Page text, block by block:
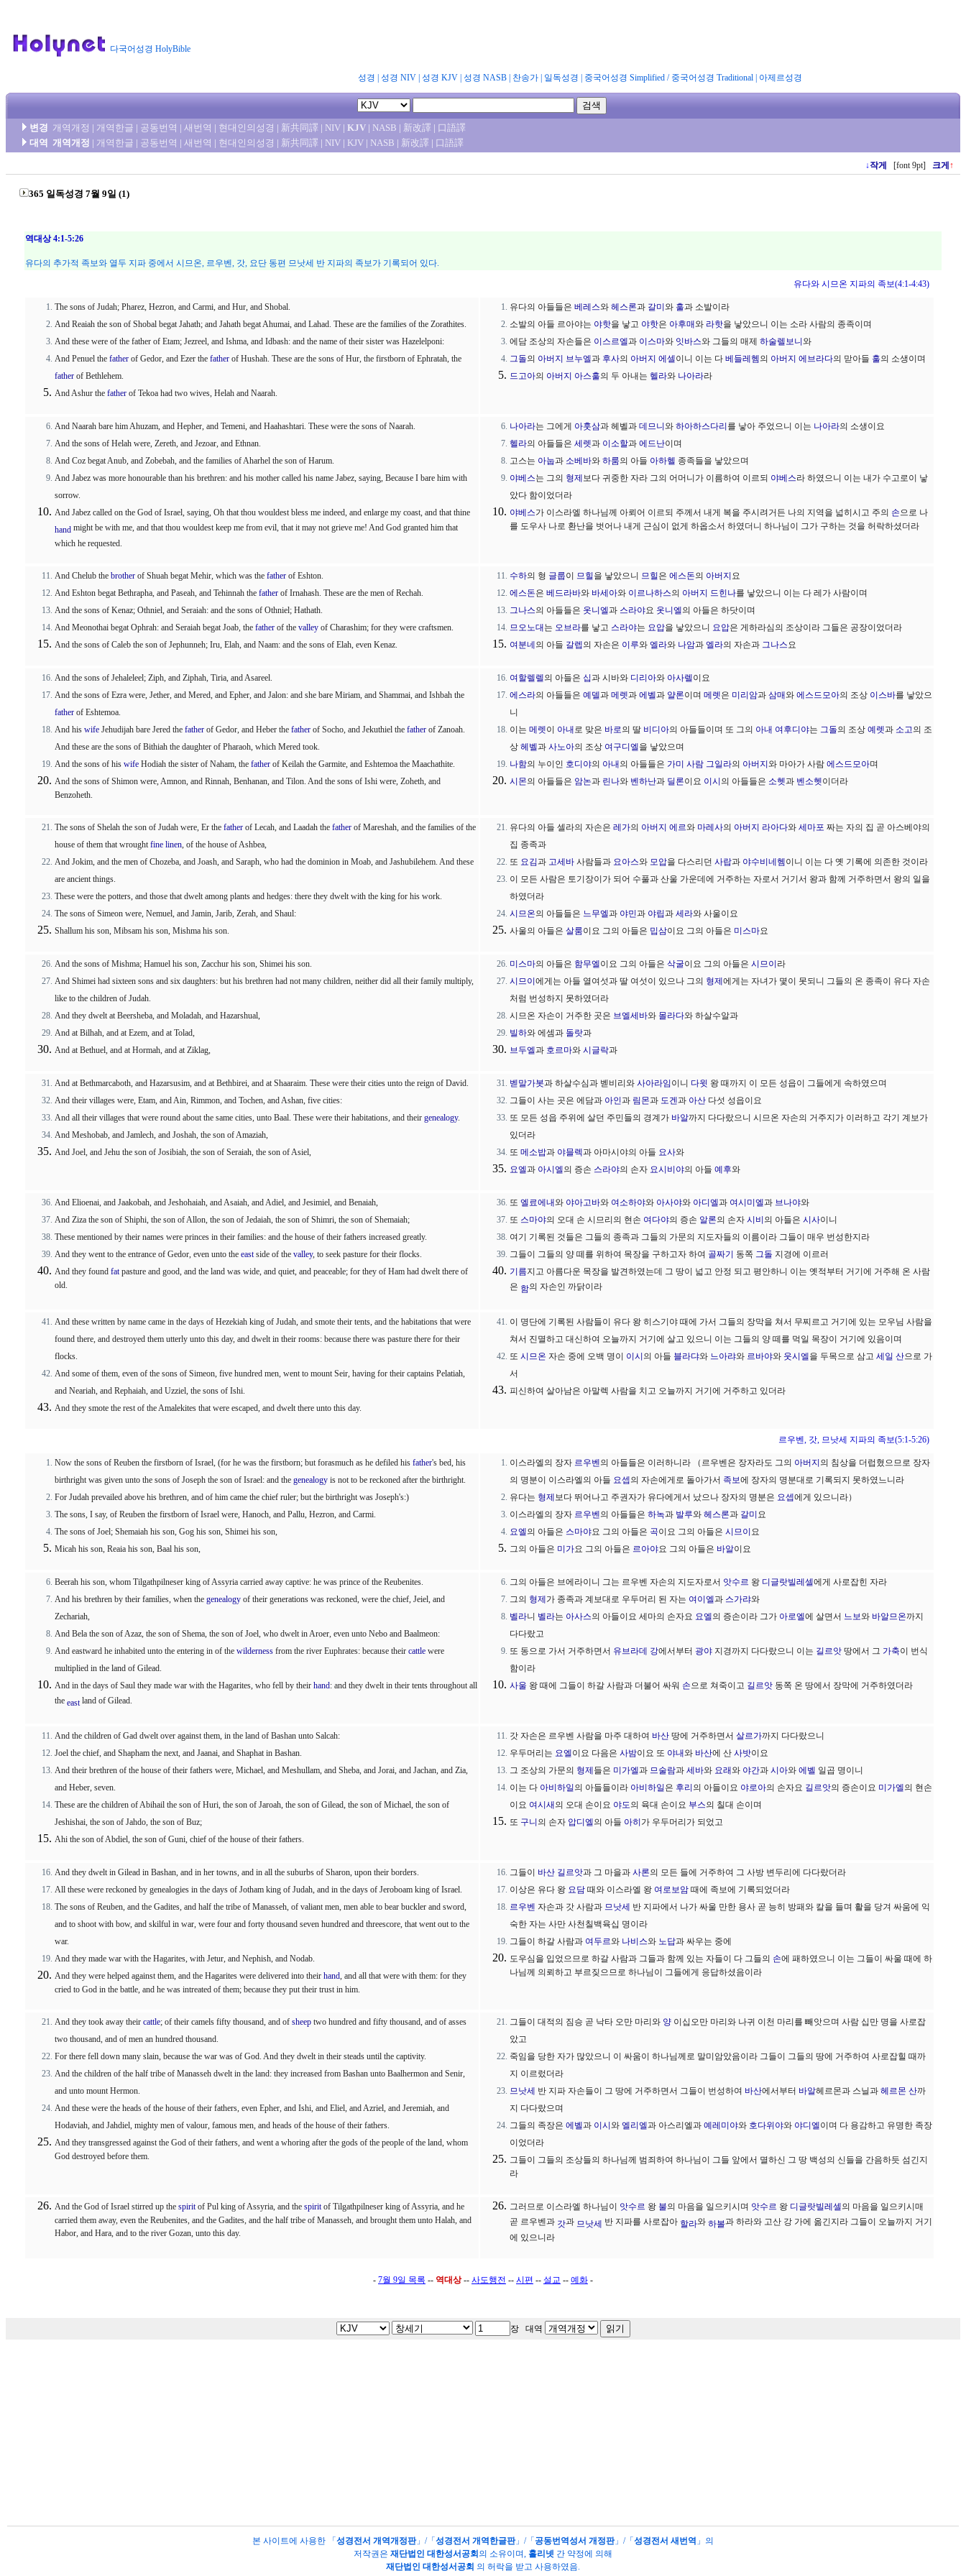
다국어성경 HolyBible
성경 성경 NIV| 성경 KJV| 성경 NASB| 찬송가| 일독성경 중국어성경 Simplified/ 중국어성경 Traditional| 아제르성경
변경 개역개정 | 개역한글 | 공동번역 | 새번역 | 현대인의성경 | 新共同譯 | NIV | KJV | NASB | 新改譯 | 口語譯
대역 개역개정 | 개역한글 | 공동번역 | 새번역 | 현대인의성경 | 新共同譯 | NIV | KJV | NASB | 新改譯 | 口語譯
↓작게 [font 9pt] 크게 ↑
365 일독성경 7월 9일 (1)
역대상 4:1-5:26
유다의 추가적 족보와 열두 지파 중에서 시므온, 르우벤, 갓, 요단 동편 므낫세 반 지파의 족보가 기록되어 있다.
유다와 시므온 지파의 족보(4:1-4:43)
The sons of Judah; Pharez, Hezron, and Carmi, and Hur, and Shobal.
And Reaiah the son of Shobal begat Jahath; and Jahath begat Ahumai, and Lahad. These are the families of the Zorathites.
And these were of the father of Etam; Jezreel, and Ishma, and Idbash: and the name of their sister was Hazelelponi:
And Penuel the father of Gedor, and Ezer the father of Hushah. These are the sons of Hur, the firstborn of Ephratah, the
father of Bethlehem.
And Ashur the father of Tekoa had two wives, Helah and Naarah.
유다의 아들들은 베레스와 헤스론과 갈미 와 훌과 소발이라
소발의 아들 르아야는 야핫을 낳고 야핫은 아후매와 라핫을 낳았으니 이는 소라 사람의 종족이며
에담 조상의 자손들은 이스르엘과 이스마와 잇바스와 그들의 매제 하술렐보니 와
그돌의 아버지 브누엘과 후사의 아버지 에셀이니 이는 다 베들레헴 의 아버지 에브라다의 맏아들 훌의 소생이며
드고아의 아버지 아스훌의 두 아내는 헬라와 나아라라
And Naarah bare him Ahuzam, and Hepher, and Temeni, and Haahashtari. These were the sons of Naarah.
And the sons of Helah were, Zereth, and Jezoar, and Ethnan.
And Coz begat Anub, and Zobebah, and the families of Aharhel the son of Harum.
And Jabez was more honourable than his brethren: and his mother called his name Jabez, saying, Because I bare him with
sorrow.
And Jabez called on the God of Israel, saying, Oh that thou wouldest bless me indeed, and enlarge my coast, and that thine
hand might be with me, and that thou wouldest keep me from evil, that it may not grieve me! And God granted him that
which he requested.
나아라는 그에게 아훗삼과 헤벨과 데므니 와 하아하스다리 를 낳아 주었으니 이는 나아라의 소생이요
헬라의 아들들은 세렛과 이소할과 에드난이며
고스는 아눕과 소베바와 하룸의 아들 아하헬 종족들을 낳았으며
야베스는 그의 형제 보다 귀중한 자라 그의 어머니가 이름하여 이르되 야베스라 하였으니 이는 내가 수고로이 낳
았다 함이었더라
야베스가 이스라엘 하나님께 아뢰어 이르되 주께서 내게 복을 주시려거든 나의 지역을 넓히시고 주의 손으로 나
를 도우사 나로 환난을 벗어나 내게 근심이 없게 하옵소서 하였더니 하나님이 그가 구하는 것을 허락하셨더라
And Chelub the brother of Shuah begat Mehir, which was the father of Eshton.
And Eshton begat Bethrapha, and Paseah, and Tehinnah the father of Irnahash. These are the men of Rechah.
And the sons of Kenaz; Othniel, and Seraiah: and the sons of Othniel; Hathath.
And Meonothai begat Ophrah: and Seraiah begat Joab, the father of the valley of Charashim; for they were craftsmen.
And the sons of Caleb the son of Jephunneh; Iru, Elah, and Naam: and the sons of Elah, even Kenaz.
수하의 형 글룹이 므힐 을 낳았으니 므힐 은 에스돈의 아버지 요
에스돈은 베드라바와 바세아와 이르나하스의 아버지 드힌나를 낳았으니 이는 다 레가 사람이며
그나스의 아들들은 옷니엘과 스라야요 옷니엘의 아들은 하닷이며
므오노대 는 오브라를 낳고 스라야는 요압을 낳았으니 요압은 게하라심의 조상이라 그들은 공장이었더라
여분네 의 아들 갈렙의 자손은 이루와 엘라와 나암과 엘라의 자손과 그나스요
And the sons of Jehaleleel; Ziph, and Ziphah, Tiria, and Asareel.
And the sons of Ezra were, Jether, and Mered, and Epher, and Jalon: and she bare Miriam, and Shammai, and Ishbah the
father of Eshtemoa.
And his wife Jehudijah bare Jered the father of Gedor, and Heber the father of Socho, and Jekuthiel the father of Zanoah.
And these are the sons of Bithiah the daughter of Pharaoh, which Mered took.
And the sons of his wife Hodiah the sister of Naham, the father of Keilah the Garmite, and Eshtemoa the Maachathite.
And the sons of Shimon were, Amnon, and Rinnah, Benhanan, and Tilon. And the sons of Ishi were, Zoheth, and
Benzoheth.
여할렐렐의 아들은 십과 시바와 디리아와 아사렐이요
에스라의 아들들은 예델과 메렛과 에벨과 얄론이며 메렛은 미리암과 삼매와 에스드모아의 조상 이스바를 낳았으
니
이는 메렛이 아내 로 맞은 바로의 딸 비디아의 아들들이며 또 그의 아내 여후디야는 그돌의 조상 예렛과 소고의 조
상 헤벨과 사노아의 조상 여구디엘을 낳았으며
나함의 누이인 호디야의 아내 의 아들들은 가미 사람 그일라의 아버지 와 마아가 사람 에스드모아며
시몬의 아들들은 암논과 린나와 벤하난과 딜론이요 이시 의 아들들은 소헷과 벤소헷이더라
The sons of Shelah the son of Judah were, Er the father of Lecah, and Laadah the father of Mareshah, and the families of the
house of them that wroughtfine linen, of the house of Ashbea,
And Jokim, and the men of Chozeba, and Joash, and Saraph, who had the dominion in Moab, and Jashubilehem. And these
are ancient things.
These were the potters, and those that dwelt among plants and hedges: there they dwelt with the king for his work.
The sons of Simeon were, Nemuel, and Jamin, Jarib, Zerah, and Shaul:
Shallum his son, Mibsam his son, Mishma his son.
유다의 아들 셀라의 자손은 레가의 아버지 에르와 마레사의 아버지 라아다와 세마포 짜는 자의 집 곧 아스베야의
집 종족과
또 요김과 고세바 사람들과 요아스와 모압을 다스리던 사랍과 야수비네헴 이니 이는 다 옛 기록에 의존한 것이라
이 모든 사람은 토기장이가 되어 수풀과 산울 가운데에 거주하는 자로서 거기서 왕과 함께 거주하면서 왕의 일을
하였더라
시므온의 아들들은 느무엘과 야민과 야립과 세라와 사울이요
사울의 아들은 살룸이요 그의 아들은 밉삼이요 그의 아들은 미스마요
And the sons of Mishma; Hamuel his son, Zacchur his son, Shimei his son.
And Shimei had sixteen sons and six daughters: but his brethren had not many children, neither did all their family multiply,
like to the children of Judah.
And they dwelt at Beersheba, and Moladah, and Hazarshual,
And at Bilhah, and at Ezem, and at Tolad,
And at Bethuel, and at Hormah, and at Ziklag,
미스마의 아들은 함무엘이요 그의 아들은 삭굴이요 그의 아들은 시므이 라
시므이 에게는 아들 열여섯과 딸 여섯이 있으나 그의 형제 에게는 자녀가 몇이 못되니 그들의 온 종족이 유다 자손
처럼 번성하지 못하였더라
시므온 자손이 거주한 곳은 브엘세바와 몰라다와 하살수알과
빌하와 에셈과 돌랏과
브두엘과 호르마와 시글락과
And at Bethmarcaboth, and Hazarsusim, and at Bethbirei, and at Shaaraim. These were their cities unto the reign of David.
And their villages were, Etam, and Ain, Rimmon, and Tochen, and Ashan, five cities:
And all their villages that were round about the same cities, unto Baal. These were their habitations, and their genealogy.
And Meshobab, and Jamlech, and Joshah, the son of Amaziah,
And Joel, and Jehu the son of Josibiah, the son of Seraiah, the son of Asiel,
벧말가봇과 하살수심과 벧비리와 사아라임 이니 다윗 왕 때까지 이 모든 성읍이 그들에게 속하였으며
그들이 사는 곳은 에담과 아인과 림몬과 도겐과 아산 다섯 성읍이요
또 모든 성읍 주위에 살던 주민들의 경계가 바알까지 다다랐으니 시므온 자손의 거주지가 이러하고 각기 계보가
있더라
또 메소밥과 야믈렉과 아마시야의 아들 요사와
요엘과 아시엘의 증손 스라야의 손자 요시비야의 아들 예후와
And Elioenai, and Jaakobah, and Jeshohaiah, and Asaiah, and Adiel, and Jesimiel, and Benaiah,
And Ziza the son of Shiphi, the son of Allon, the son of Jedaiah, the son of Shimri, the son of Shemaiah;
These mentioned by their names were princes in their families: and the house of their fathers increased greatly.
And they went to the entrance of Gedor, even unto the eastside of the valley, to seek pasture for their flocks.
And they found fatpasture and good, and the land was wide, and quiet, and peaceable; for they of Ham had dwelt there of
old.
또 엘료에내와 야아고바와 여소하야와 아사야와 아디엘과 여시미엘과 브나야와
또 스마야의 오대 손 시므리의 현손 여다야의 증손 알론의 손자 시비 의 아들은 시사이니
여기 기록된 것들은 그들의 종족과 그들의 가문의 지도자들의 이름이라 그들이 매우 번성한지라
그들이 그들의 양 떼를 위하여 목장을 구하고자 하여 골짜기 동쪽 그돌 지경에 이르러
기름지고 아름다운 목장을 발견하였는데 그 땅이 넓고 안정 되고 평안하니 이는 옛적부터 거기에 거주해 온 사람
은 함의 자손인 까닭이라
And these written by name came in the days of Hezekiah king of Judah, and smote their tents, and the habitations that were
found there, and destroyed them utterly unto this day, and dwelt in their rooms: because there was pasture there for their
flocks.
And some of them, even of the sons of Simeon, five hundred men, went to mount Seir, having for their captains Pelatiah,
and Neariah, and Rephaiah, and Uzziel, the sons of Ishi.
And they smote the rest of the Amalekites that were escaped, and dwelt there unto this day.
이 명단에 기록된 사람들이 유다 왕 히스기야 때에 가서 그들의 장막을 쳐서 무찌르고 거기에 있는 모우님 사람을
쳐서 진멸하고 대신하여 오늘까지 거기에 살고 있으니 이는 그들의 양 떼를 먹일 목장이 거기에 있음이며
또 시므온 자손 중에 오백 명이 이시 의 아들 블라댜와 느아랴와 르바야와 웃시엘을 두목으로 삼고 세일 산으로 가
서
피신하여 살아남은 아말렉 사람을 치고 오늘까지 거기에 거주하고 있더라
르우벤, 갓, 므낫세 지파의 족보(5:1-5:26)
Now the sons of Reuben the firstborn of Israel, (for he was the firstborn; but forasmuch as he defiled his father's bed, his
birthright was given unto the sons of Joseph the son of Israel: and the genealogy is not to be reckoned after the birthright.
For Judah prevailed above his brethren, and of him came the chief ruler; but the birthright was Joseph's:)
The sons, I say, of Reuben the firstborn of Israel were, Hanoch, and Pallu, Hezron, and Carmi.
The sons of Joel; Shemaiah his son, Gog his son, Shimei his son,
Micah his son, Reaia his son, Baal his son,
이스라엘의 장자 르우벤의 아들들은 이러하니라 （르우벤은 장자라도 그의 아버지 의 침상을 더럽혔으므로 장자
의 명분이 이스라엘의 아들 요셉의 자손에게로 돌아가서 족보에 장자의 명분대로 기록되지 못하였느니라
유다는 형제 보다 뛰어나고 주권자가 유다에게서 났으나 장자의 명분은 요셉에게 있으니라）
이스라엘의 장자 르우벤의 아들들은 하녹과 발루와 헤스론과 갈미 요
요엘의 아들은 스마야요 그의 아들은 곡이요 그의 아들은 시므이 요
그의 아들은 미가요 그의 아들은 르아야요 그의 아들은 바알이요
Beerah his son, whom Tilgathpilneser king of Assyria carried away captive: he was prince of the Reubenites.
And his brethren by their families, when the genealogy of their generations was reckoned, were the chief, Jeiel, and
Zechariah,
And Bela the son of Azaz, the son of Shema, the son of Joel, who dwelt in Aroer, even unto Nebo and Baalmeon:
And eastward he inhabited unto the entering in of the wilderness from the river Euphrates: because their cattle were
multiplied in the land of Gilead.
And in the days of Saul they made war with the Hagarites, who fell by their hand: and they dwelt in their tents throughout all
the east land of Gilead.
그의 아들은 브에라이니 그는 르우벤 자손의 지도자로서 앗수르 왕 디글랏빌레셀에게 사로잡힌 자라
그의 형제 가 종족과 계보대로 우두머리 된 자는 여이엘과 스가랴와
벨라니 벨라는 아사스의 아들이요 세마의 손자요 요엘의 증손이라 그가 아로엘에 살면서 느보와 바알므온까지
다다랐고
또 동으로 가서 거주하면서 유브라데 강에서부터 광야 지경까지 다다랐으니 이는 길르앗 땅에서 그 가축이 번식
함이라
사울 왕 때에 그들이 하갈 사람과 더불어 싸워 손으로 쳐죽이고 길르앗 동쪽 온 땅에서 장막에 거주하였더라
And the children of Gad dwelt over against them, in the land of Bashan unto Salcah:
Joel the chief, and Shapham the next, and Jaanai, and Shaphat in Bashan.
And their brethren of the house of their fathers were, Michael, and Meshullam, and Sheba, and Jorai, and Jachan, and Zia,
and Heber, seven.
These are the children of Abihail the son of Huri, the son of Jaroah, the son of Gilead, the son of Michael, the son of
Jeshishai, the son of Jahdo, the son of Buz;
Ahi the son of Abdiel, the son of Guni, chief of the house of their fathers.
갓 자손은 르우벤 사람을 마주 대하여 바산 땅에 거주하면서 살르가까지 다다랐으니
우두머리는 요엘이요 다음은 사밤이요 또 야내와 바산에 산 사밧이요
그 조상의 가문의 형제 들은 미가엘과 므술람과 세바와 요래와 야간과 시아와 에벨 일곱 명이니
이는 다 아비하일 의 아들들이라 아비하일 은 후리 의 아들이요 야로아의 손자요 길르앗의 증손이요 미가엘의 현손
이요 여시새 의 오대 손이요 야도의 육대 손이요 부스의 칠대 손이며
또 구니 의 손자 압디엘의 아들 아히 가 우두머리가 되었고
And they dwelt in Gilead in Bashan, and in her towns, and in all the suburbs of Sharon, upon their borders.
All these were reckoned by genealogies in the days of Jotham king of Judah, and in the days of Jeroboam king of Israel.
The sons of Reuben, and the Gadites, and half the tribe of Manasseh, of valiant men, men able to bear buckler and sword,
and to shoot with bow, and skilful in war, were four and forty thousand seven hundred and threescore, that went out to the
war.
And they made war with the Hagarites, with Jetur, and Nephish, and Nodab.
And they were helped against them, and the Hagarites were delivered into their hand, and all that were with them: for they
cried to God in the battle, and he was intreated of them; because they put their trust in him.
그들이 바산 길르앗과 그 마을과 사론의 모든 들에 거주하여 그 사방 변두리에 다다랐더라
이상은 유다 왕 요담 때와 이스라엘 왕 여로보암 때에 족보에 기록되었더라
르우벤 자손과 갓 사람과 므낫세 반 지파에서 나가 싸울 만한 용사 곧 능히 방패와 칼을 들며 활을 당겨 싸움에 익
숙한 자는 사만 사천칠백육십 명이라
그들이 하갈 사람과 여두르와 나비스와 노답과 싸우는 중에
도우심을 입었으므로 하갈 사람과 그들과 함께 있는 자들이 다 그들의 손에 패하였으니 이는 그들이 싸울 때에 하
나님께 의뢰하고 부르짖으므로 하나님이 그들에게 응답하셨음이라
And they took away their cattle; of their camels fifty thousand, and of sheep two hundred and fifty thousand, and of asses
two thousand, and of men an hundred thousand.
For there fell down many slain, because the war was of God. And they dwelt in their steads until the captivity.
And the children of the half tribe of Manasseh dwelt in the land: they increased from Bashan unto Baalhermon and Senir,
and unto mount Hermon.
And these were the heads of the house of their fathers, even Epher, and Ishi, and Eliel, and Azriel, and Jeremiah, and
Hodaviah, and Jahdiel, mighty men of valour, famous men, and heads of the house of their fathers.
And they transgressed against the God of their fathers, and went a whoring after the gods of the people of the land, whom
God destroyed before them.
그들이 대적의 짐승 곧 낙타 오만 마리와 양 이십오만 마리와 나귀 이천 마리를 빼앗으며 사람 십만 명을 사로잡
았고
죽임을 당한 자가 많았으니 이 싸움이 하나님께로 말미암았음이라 그들이 그들의 땅에 거주하여 사로잡힐 때까
지 이르렀더라
므낫세 반 지파 자손들이 그 땅에 거주하면서 그들이 번성하여 바산에서부터 바알헤르몬과 스닐과 헤르몬 산까
지 다다랐으며
그들의 족장은 에벨과 이시 와 엘리엘과 아스리엘과 예레미야와 호다위야와 야디엘이며 다 용감하고 유명한 족장
이었더라
그들이 그들의 조상들의 하나님께 범죄하여 하나님이 그들 앞에서 멸하신 그 땅 백성의 신들을 간음하듯 섬긴지
라
And the God of Israel stirred up the spiritof Pul king of Assyria, and the spiritof Tilgathpilneser king of Assyria, and he
carried them away, even the Reubenites, and the Gadites, and the half tribe of Manasseh, and brought them unto Halah, and
Habor, and Hara, and to the river Gozan, unto this day.
그러므로 이스라엘 하나님이 앗수르 왕 불의 마음을 일으키시며 앗수르 왕 디글랏빌레셀의 마음을 일으키시매
곧 르우벤과 갓과 므낫세 반 지파를 사로잡아 할라와 하볼과 하라와 고산 강 가에 옮긴지라 그들이 오늘까지 거기
에 있으니라
- 7월 9일 목록 -- 역대상-- 사도행전 -- 시편 -- 설교 -- 예화 -
장 대역
본 사이트에 사용한 「 성경전서 개역개정판」/「 성경전서 개역한글판」/「 공동번역성서 개정판」/「 성경전서 새번역 」의
저작권은 재단법인 대한성서공회 의 소유이며, 홀리넷 간 약정에 의해
재단법인 대한성서공회 의 허락을 받고 사용하였음.